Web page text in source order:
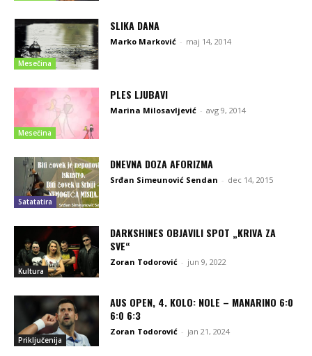
Mesečina
SLIKA DANA
Marko Marković - maj 14, 2014
Mesečina
PLES LJUBAVI
Marina Milosavljević - avg 9, 2014
Satatatira
DNEVNA DOZA AFORIZMA
Srđan Simeunović Sendan - dec 14, 2015
Kultura
DARKSHINES OBJAVILI SPOT „KRIVA ZA
SVE“
Zoran Todorović - jun 9, 2022
Priključenija
AUS OPEN, 4. KOLO: NOLE – MANARINO 6:0
6:0 6:3
Zoran Todorović - jan 21, 2024